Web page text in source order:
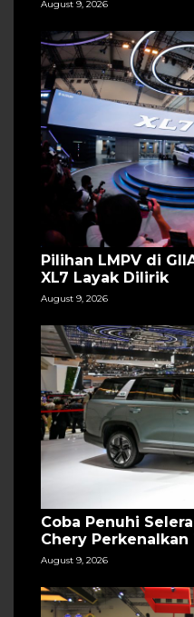
August 9, 2026
Pilihan LMPV di
XL7 Layak Dilirik
August 9, 2026
Coba Penuhi
Chery Perkenalkan
August 9, 2026